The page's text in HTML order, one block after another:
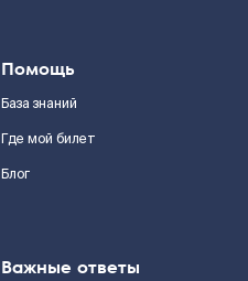
Помощь
База знаний
Где мой билет
Блог
Важные ответы